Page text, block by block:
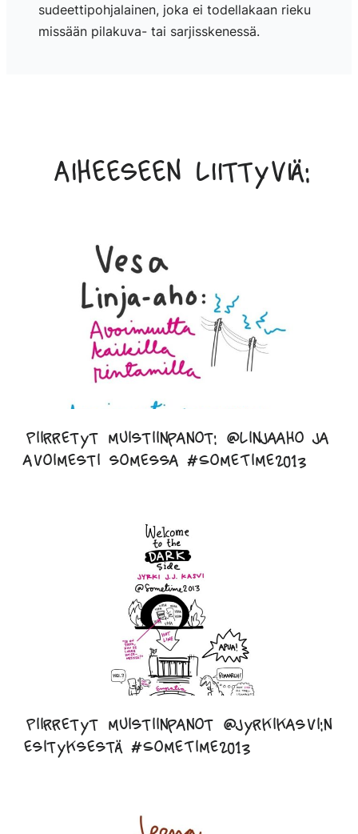
sudeettipohjalainen, joka ei todellakaan rieku
missään pilakuva- tai sarjisskenessä.
Aiheeseen liittyviä:
Piirretyt muistiinpanot: @linjaaho ja
avoimesti somessa #SomeTime2013
Piirretyt muistiinpanot @jyrkikasvi:n
esityksestä #SomeTime2013